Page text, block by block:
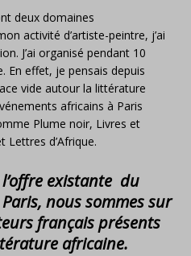
deux domaines
activité d’artiste-peintre, j’ai
J’ai organisé pendant 10
En effet, je pensais depuis
vide autour la littérature
africains à Paris
Plume noir, Livres et
Lettres d’Afrique.
existante du
nous sommes sur
français présents
africaine.